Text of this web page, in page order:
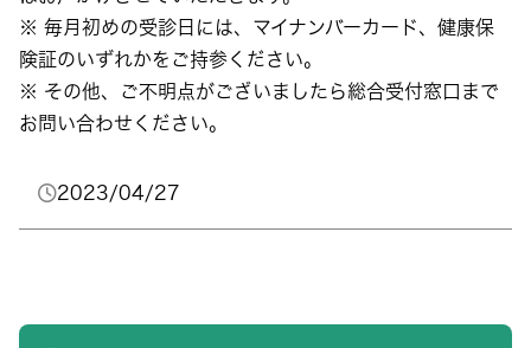
※ 毎月初めの受診日には、マイナンバーカード、健康保
険証のいずれかをご持参ください。
※ その他、ご不明点がございましたら総合受付窓口まで
お問い合わせください。
2023/04/27